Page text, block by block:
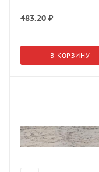
483.20 ₽
В КОРЗИНУ